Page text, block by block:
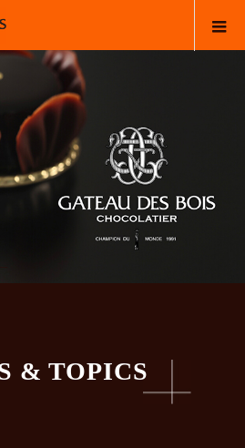
& TOPICS